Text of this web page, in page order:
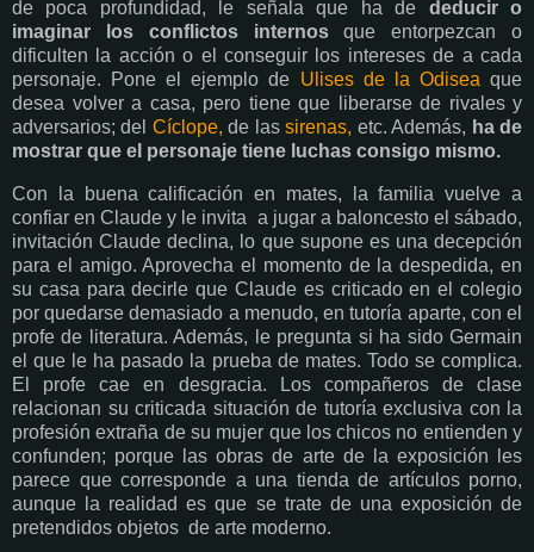
de poca profundidad, le señala que ha de deducir o
imaginar los conflictos internosque entorpezcan o
dificulten la acción o el conseguir los intereses de a cada
personaje. Pone el ejemplo de Ulises de la Odiseaque
desea volver a casa, pero tiene que liberarse de rivales y
adversarios; del Cíclope, de lassirenas, etc. Además, ha de
mostrar que el personaje tiene luchas consigo mismo.
Con la buena calificación en mates, la familia vuelve a
confiar en Claude y le invita a jugar a baloncesto el sábado,
invitación Claude declina, lo que supone es una decepción
para el amigo. Aprovecha el momento de la despedida, en
su casa para decirle que Claude es criticado en el colegio
por quedarse demasiado a menudo, en tutoría aparte, con el
profe de literatura. Además, le pregunta si ha sido Germain
el que le ha pasado la prueba de mates. Todo se complica.
El profe cae en desgracia. Los compañeros de clase
relacionan su criticada situación de tutoría exclusiva con la
profesión extraña de su mujer que los chicos no entienden y
confunden; porque las obras de arte de la exposición les
parece que corresponde a una tienda de artículos porno,
aunque la realidad es que se trate de una exposición de
pretendidos objetos de arte moderno.